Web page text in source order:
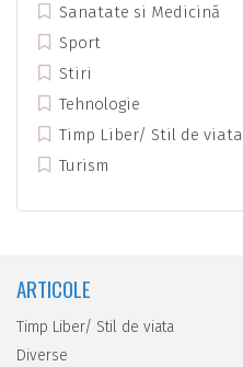
Sanatate si Medicină
Sport
Stiri
Tehnologie
Timp Liber/ Stil de viata
Turism
ARTICOLE
Timp Liber/ Stil de viata
Diverse